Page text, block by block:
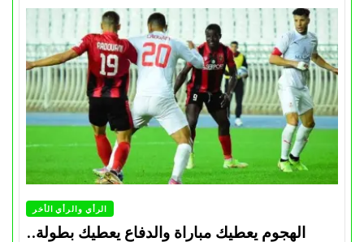
الرأي والرأي الأخر
الهجوم يعطيك مباراة والدفاع يعطيك بطولة..